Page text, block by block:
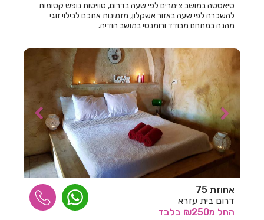
חדרים לפי שעה בבית שערים
חדרים לפי שעה בביתר עילית
חדרים לפי שעה בבני עטרות
חדרים לפי שעה בבנימינה
חדרים לפי שעה בבצרה
חדרים לפי שעה בבצת
חדרים לפי שעה בבר גיורא
חדרים לפי שעה בברוש
חדרים לפי שעה בברק
חדרים לפי שעה בבת ים
סיאסטה במושב צימרים לפי שעה בדרום, סוויטות נופש קסומות
להשכרה לפי שעה באזור אשקלון, מזמינות אתכם לבילוי זוגי
מהנה במתחם מבודד ורומנטי במושב הודיה.
אחוזת 75
דרום בית עזרא
החל מ₪250 בלבד